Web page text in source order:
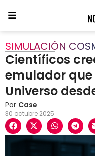
SIMULACIÓN
Científicos
emulador
Universo
Por Case
30 octubre 2025